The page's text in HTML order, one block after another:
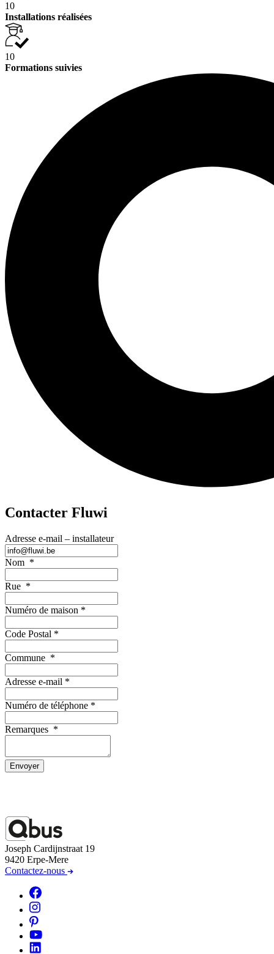
10
Installations réalisées
10
Formations suivies
Contacter Fluwi
Adresse e-mail – installateur
Nom *
Rue *
Numéro de maison *
Code Postal *
Commune *
Adresse e-mail *
Numéro de téléphone *
Remarques *
Envoyer
Joseph Cardijnstraat 19
9420 Erpe-Mere
Contactez-nous